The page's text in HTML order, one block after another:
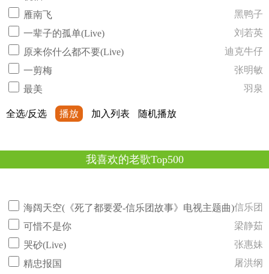
雁南飞
黑鸭子
一辈子的孤单(Live)
刘若英
原来你什么都不要(Live)
迪克牛仔
一剪梅
张明敏
最美
羽泉
全选/反选 播放 加入列表 随机播放
我喜欢的老歌Top500
海阔天空(《死了都要爱-信乐团故事》电视主题曲)信乐团
可惜不是你
梁静茹
哭砂(Live)
张惠妹
精忠报国
屠洪纲